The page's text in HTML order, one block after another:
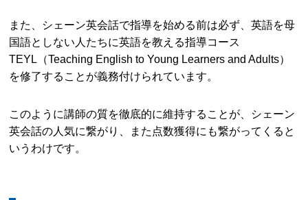
また、シェーン英会話で指導を始める前は必ず、英語を母
国語としない人たちに英語を教える指導コース
TEYL（Teaching English to Young Learners and Adults）
を修了することが義務付けられています。
このように講師の質を徹底的に維持することが、シェーン
英会話の人気に繋がり、また点数獲得にも繋がってくると
いうわけです。